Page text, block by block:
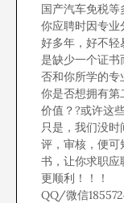
国产汽车免税
你应聘时因专业
好多年，好不轻
是缺少一个证书
否和你所学的专
你是否想拥有
价值？?或许这
只是，我们没
评，审核，便可
书，让你求职应
更顺利！！！
QQ/微信